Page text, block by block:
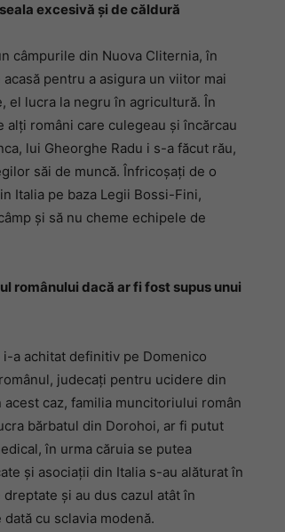
Italia
excesivă şi de căldură
câmpurile din Nuova Cliternia, în
pentru a asigura un viitor mai
el lucra la negru în agricultură. În
alți români care culegeau și încărcau
lui Gheorghe Radu i s-a făcut rău,
săi de muncă. Înfricoșați de o
Italia pe baza Legii Bossi-Fini,
și să nu cheme echipele de
românului dacă ar fi fost supus unui
a achitat definitiv pe Domenico
judecați pentru ucidere din
caz, familia muncitoriului român
bărbatul din Dorohoi, ar fi putut
în urma căruia se putea
și asociații din Italia s-au alăturat în
și au dus cazul atât în
cu sclavia modenă.